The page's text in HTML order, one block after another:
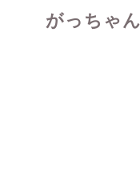
がっちゃ